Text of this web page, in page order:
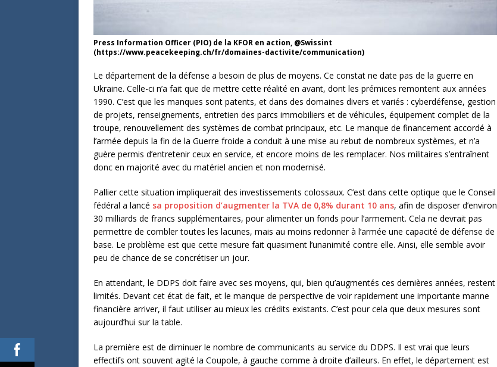
Press Information Officer (PIO) de la KFOR en action, @Swissint
(https://www.peacekeeping.ch/fr/domaines-dactivite/communication)
Le département de la défense a besoin de plus de moyens. Ce constat ne date pas de la guerre en
Ukraine. Celle-ci n’a fait que de mettre cette réalité en avant, dont les prémices remontent aux années
1990. C’est que les manques sont patents, et dans des domaines divers et variés : cyberdéfense, gestion
de projets, renseignements, entretien des parcs immobiliers et de véhicules, équipement complet de la
troupe, renouvellement des systèmes de combat principaux, etc. Le manque de financement accordé à
l’armée depuis la fin de la Guerre froide a conduit à une mise au rebut de nombreux systèmes, et n’a
guère permis d’entretenir ceux en service, et encore moins de les remplacer. Nos militaires s’entraînent
donc en majorité avec du matériel ancien et non modernisé.
Pallier cette situation impliquerait des investissements colossaux. C’est dans cette optique que le Conseil
fédéral a lancé sa proposition d’augmenter la TVA de 0,8% durant 10 ans, afin de disposer d’environ
30 milliards de francs supplémentaires, pour alimenter un fonds pour l’armement. Cela ne devrait pas
permettre de combler toutes les lacunes, mais au moins redonner à l’armée une capacité de défense de
base. Le problème est que cette mesure fait quasiment l’unanimité contre elle. Ainsi, elle semble avoir
peu de chance de se concrétiser un jour.
En attendant, le DDPS doit faire avec ses moyens, qui, bien qu’augmentés ces dernières années, restent
limités. Devant cet état de fait, et le manque de perspective de voir rapidement une importante manne
financière arriver, il faut utiliser au mieux les crédits existants. C’est pour cela que deux mesures sont
aujourd’hui sur la table.
La première est de diminuer le nombre de communicants au service du DDPS. Il est vrai que leurs
effectifs ont souvent agité la Coupole, à gauche comme à droite d’ailleurs. En effet, le département est